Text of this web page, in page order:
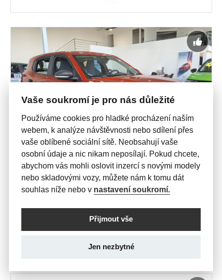
SKLADOVÉ VOZY
FRONTERA
Edition Mild-hybrid 110k Aut
553 990 Kč 
554827 v
Vaše soukromí je pro nás důležité
Používáme cookies pro hladké procházení naším
webem, k analýze návštěvnosti nebo sdílení přes
vaše oblíbené sociální sítě. Neobsahují vaše
osobní údaje a nic nikam neposílají. Pokud chcete,
abychom vás mohli oslovit inzercí s novými modely
nebo skladovými vozy, můžete nám k tomu dát
souhlas níže nebo v nastavení soukromí.
Přijmout vše
Jen nezbytné